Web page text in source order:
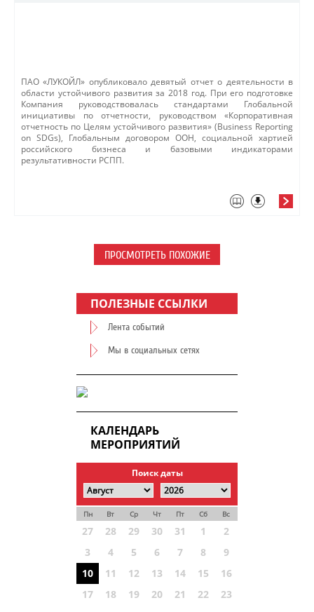
ПАО «ЛУКОЙЛ» опубликовало девятый отчет о деятельности в
области устойчивого развития за 2018 год. При его подготовке
Компания руководствовалась cтандартами Глобальной
инициативы по отчетности, руководством «Корпоративная
отчетность по Целям устойчивого развития» (Business Reporting
on SDGs), Глобальным договором ООН, социальной хартией
российского бизнеса и базовыми индикаторами
результативности РСПП.
ПРОСМОТРЕТЬ ПОХОЖИЕ
ПОЛЕЗНЫЕ ССЫЛКИ
Лента событий
Мы в социальных сетях
КАЛЕНДАРЬ
МЕРОПРИЯТИЙ
Поиск даты
Пн Вт Ср Чт Пт Сб Вс
27 28 29 30 31 1
2
3
4 5 6 7 8
9
10
11 12 13 14 15
16
17
18 19 20 21 22
23